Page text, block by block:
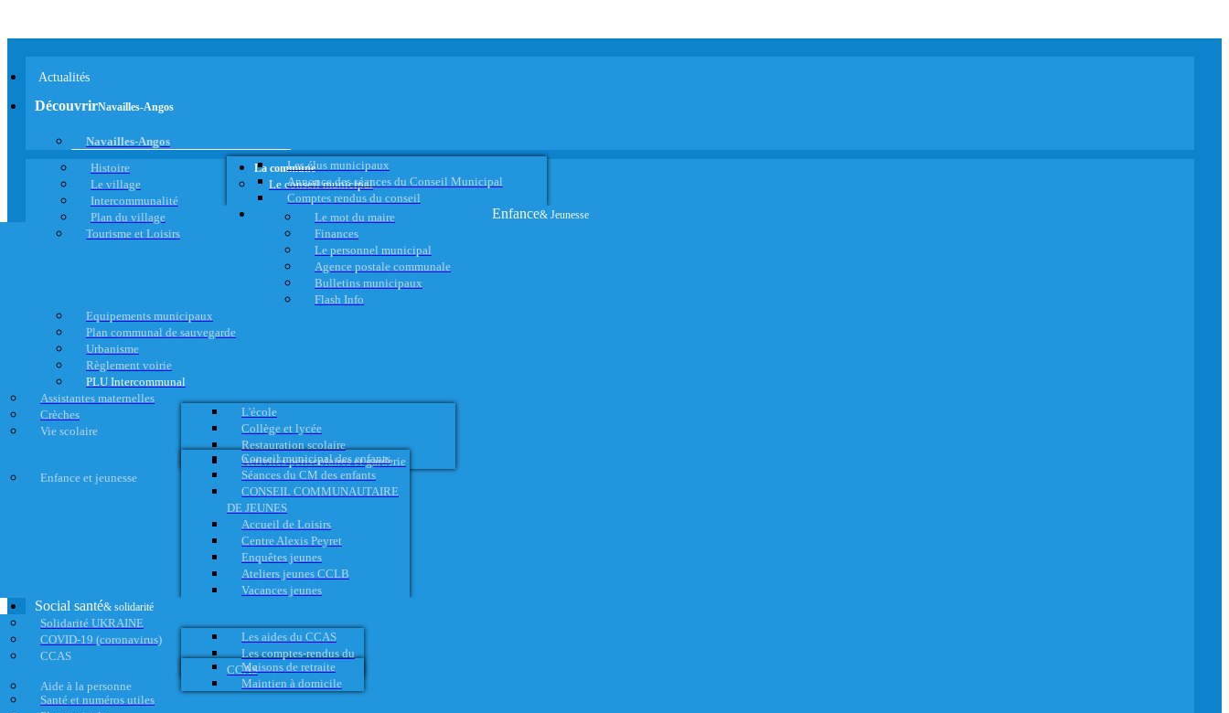
Actualités
DécouvrirNavailles-Angos
Navailles-Angos
Histoire
Le village
Intercommunalité
Plan du village
Tourisme et Loisirs
La commune
Le conseil municipal
Les élus municipaux
Annonce des séances du Conseil Municipal
Comptes rendus du conseil
Le mot du maire
Finances
Le personnel municipal
Agence postale communale
Bulletins municipaux
Flash Info
Equipements municipaux
Plan communal de sauvegarde
Urbanisme
Règlement voirie
PLU Intercommunal
Enfance& Jeunesse
Assistantes maternelles
Crèches
Vie scolaire
L'école
Collège et lycée
Restauration scolaire
Activités périscolaires et garderie
Enfance et jeunesse
Conseil municipal des enfants
Séances du CM des enfants
CONSEIL COMMUNAUTAIRE
DE JEUNES
Accueil de Loisirs
Centre Alexis Peyret
Enquêtes jeunes
Ateliers jeunes CCLB
Vacances jeunes
Social santé& solidarité
Solidarité UKRAINE
COVID-19 (coronavirus)
CCAS
Les aides du CCAS
Les comptes-rendus du
CCAS
Aide à la personne
Maisons de retraite
Maintien à domicile
Santé et numéros utiles